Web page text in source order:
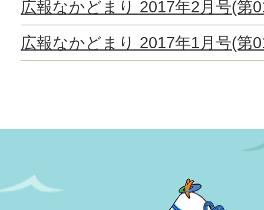
広報なかどまり 2017年2月号(第
広報なかどまり 2017年1月号(第